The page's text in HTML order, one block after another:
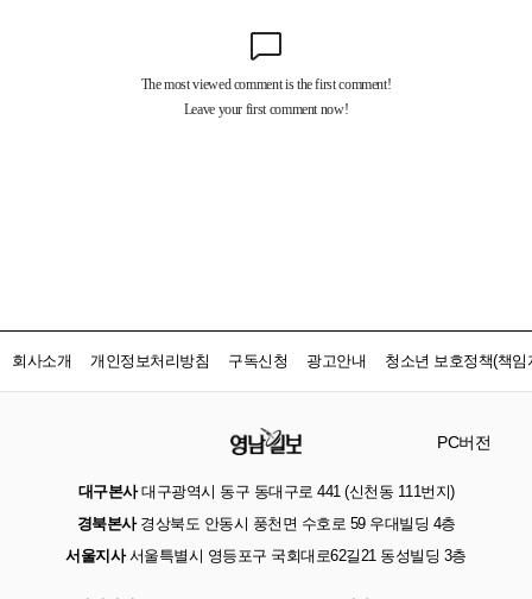
회사소개 개인정보처리방침 구독신청 광고안내 청소년 보호정책(책임
PC버전
대구본사대구광역시 동구 동대구로 441 (신천동 111번지)
경북본사경상북도 안동시 풍천면 수호로 59 우대빌딩 4층
서울지사서울특별시 영등포구 국회대로62길21 동성빌딩 3층